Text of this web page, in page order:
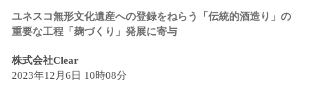
ユネスコ無形文化遺産への登録をねらう「伝統的酒造り」の
重要な工程「麹づくり」発展に寄与
株式会社Clear
2023年12月6日 10時08分